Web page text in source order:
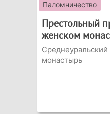
Паломничество
Престольный
женском
монастырь